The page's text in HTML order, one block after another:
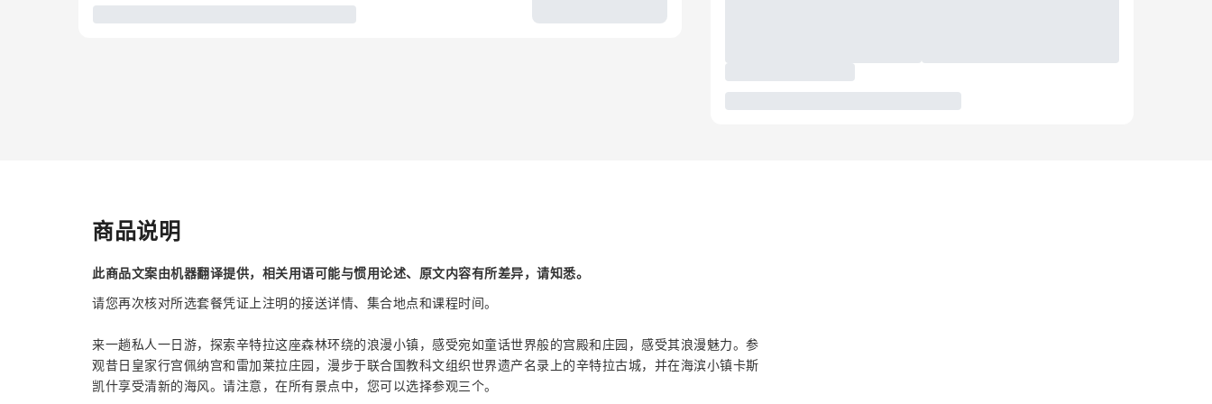
商品说明
此商品文案由机器翻译提供，相关用语可能与惯用论述、原文内容有所差异，请知悉。
请您再次核对所选套餐凭证上注明的接送详情、集合地点和课程时间。
来一趟私人一日游，探索辛特拉这座森林环绕的浪漫小镇，感受宛如童话世界般的宫殿和庄园，感受其浪漫魅力。参
观昔日皇家行宫佩纳宫和雷加莱拉庄园，漫步于联合国教科文组织世界遗产名录上的辛特拉古城，并在海滨小镇卡斯
凯什享受清新的海风。请注意，在所有景点中，您可以选择参观三个。